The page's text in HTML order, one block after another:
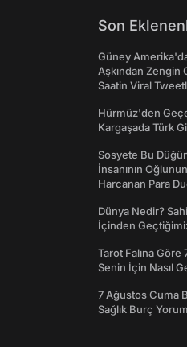
Son
Güney
Aşkından Zengin
Saatin Viral
Hürmüz'den
Kargaşada Türk
Sosyete Bu
İnsanının
Harcanan Para
Dünya Nedir?
İçinden
Tarot Falına
Senin İçin Nasıl
7 Ağustos Cuma
Sağlık Burç